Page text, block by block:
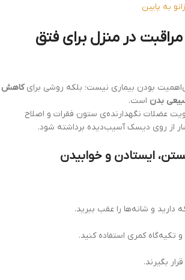
به پایین
در منزل برای فتق
بودن بیماری نیست؛ بلکه روشی برایکاهش
بدن است.
عضلات نگهدارنده‌ی ستون فقرات و اصلاح
از روی دیسک آسیب‌دیده برداشته شود.
و شانه‌ها را عقب ببرید.
کمری استفاده کنید.
بگیرند.